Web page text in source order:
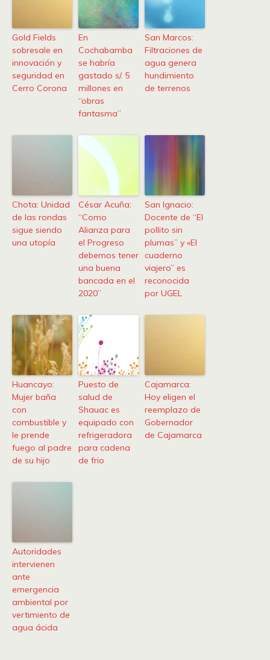
Gold Fields
sobresale en
innovación y
seguridad en
Cerro Corona
En
Cochabamba
se habría
gastado s/. 5
millones en
“obras
fantasma”
San Marcos:
Filtraciones de
agua genera
hundimiento
de terrenos
Chota: Unidad
de las rondas
sigue siendo
una utopía
César Acuña:
“Como
Alianza para
el Progreso
debemos tener
una buena
bancada en el
2020”
San Ignacio:
Docente de “El
pollito sin
plumas” y «El
cuaderno
viajero” es
reconocida
por UGEL
Huancayo:
Mujer baña
con
combustible y
le prende
fuego al padre
de su hijo
Puesto de
salud de
Shauac es
equipado con
refrigeradora
para cadena
de frio
Cajamarca:
Hoy eligen el
reemplazo de
Gobernador
de Cajamarca
Autoridades
intervienen
ante
emergencia
ambiental por
vertimiento de
agua ácida